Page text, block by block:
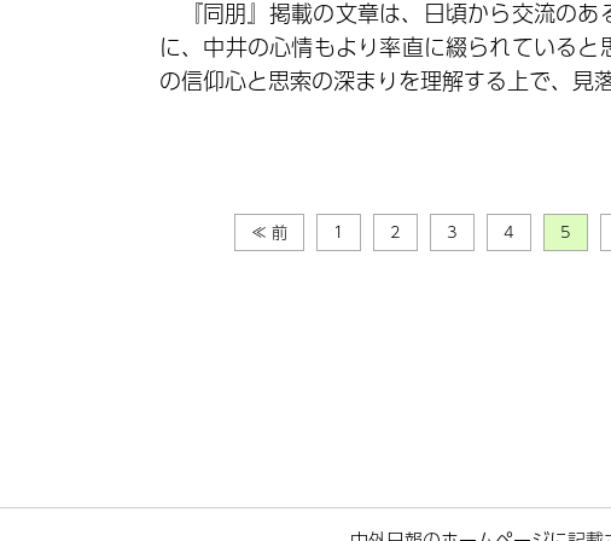
『同朋』掲載の文章は、日頃から交流の
に、中井の心情もより率直に綴られている
の信仰心と思索の深まりを理解する上で、見
≪ 前 1 2 3 4 5